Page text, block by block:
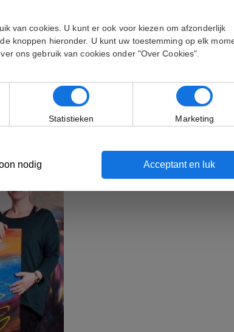
van cookies. U kunt er ook voor kiezen om afzonderlijk
knoppen hieronder. U kunt uw toestemming op elk
ons gebruik van cookies onder "Over Cookies".
Statistieken Marketing
nodig Acceptant en luk